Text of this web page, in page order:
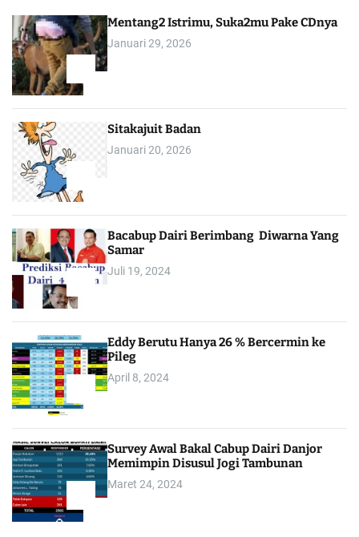
Mentang2 Istrimu, Suka2mu Pake CDnya
Januari 29, 2026
Sitakajuit Badan
Januari 20, 2026
Bacabup Dairi Berimbang Diwarna Yang
Samar
Juli 19, 2024
Eddy Berutu Hanya 26 % Bercermin ke
Pileg
April 8, 2024
Survey Awal Bakal Cabup Dairi Danjor
Memimpin Disusul Jogi Tambunan
Maret 24, 2024